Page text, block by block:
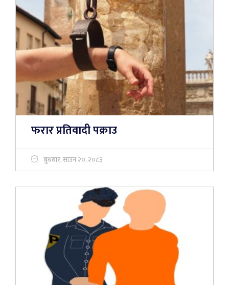
फरार प्रतिवादी पक्राउ
बुधबार, साउन २०, २०८३